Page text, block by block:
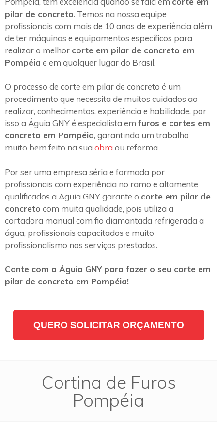
pilar de concreto. Temos na nossa equipe
profissionais com mais de 10 anos de experiência além
de ter máquinas e equipamentos específicos para
realizar o melhor corte em pilar de concreto em
Pompéia e em qualquer lugar do Brasil.
O processo de corte em pilar de concreto é um
procedimento que necessita de muitos cuidados ao
realizar, conhecimentos, experiência e habilidade, por
isso a Águia GNY é especialista em furos e cortes em
concreto em Pompéia, garantindo um trabalho
muito bem feito na sua obra ou reforma.
Por ser uma empresa séria e formada por
profissionais com experiência no ramo e altamente
qualificados a Águia GNY garante o corte em pilar de
concreto com muita qualidade, pois utiliza a
cortadora manual com fio diamantada refrigerada a
água, profissionais capacitados e muito
profissionalismo nos serviços prestados.
Conte com a Águia GNY para fazer o seu corte em
pilar de concreto em Pompéia!
QUERO SOLICITAR ORÇAMENTO
Cortina de Furos
Pompéia